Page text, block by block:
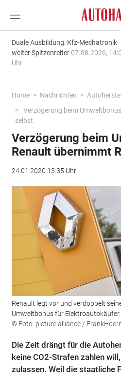
Duale Ausbildung: Kfz-Mechatronik
weiter Spitzenreiter 07.08.2026,
Uhr
Home Nachrichten
Verzögerung beim
selbst
Verzögerung beim
Renault übernimmt
24.01.2020 13:35 Uhr
Renault legt vor und verdoppelt
Umweltbonus für Elektroautokäufer.
© Foto: picture alliance /
Die Zeit drängt für die
keine CO2-Strafen zahlen
zulassen. Weil die staatliche